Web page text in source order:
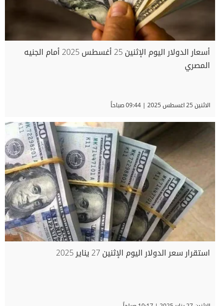
أسعار الدولار اليوم الإثنين 25 أغسطس 2025 أمام الجنيه
المصري
الاثنين 25 اغسطس 2025 | 09:44 صباحاً
استقرار سعر الدولار اليوم الإثنين 27 يناير 2025